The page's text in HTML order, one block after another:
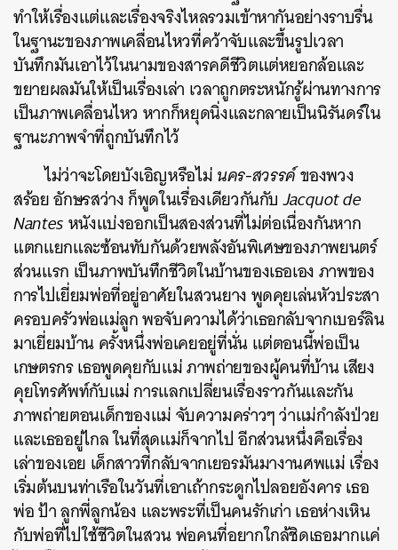
ทำให้เรื่องแต่และเรื่องจริงไหลรวมเข้าหากันอย่างราบรื่น
ในฐานะของภาพเคลื่อนไหวที่คว้าจับและขึ้นรูปเวลา
บันทึกมันเอาไว้ในนามของสารคดีชีวิตแต่หยอกล้อและ
ขยายผลมันให้เป็นเรื่องเล่า เวลาถูกตระหนักรู้ผ่านทางการ
เป็นภาพเคลื่อนไหว หากก็หยุดนิ่งและกลายเป็นนิรันดร์ใน
ฐานะภาพจำที่ถูกบันทึกไว้
ไม่ว่าจะโดยบังเอิญหรือไม่นคร-สวรรค์ของพวง
สร้อย อักษรสว่าง ก็พูดในเรื่องเดียวกันกับJacquot de
Nantesหนังแบ่งออกเป็นสองส่วนที่ไม่ต่อเนื่องกันหาก
แตกแยกและซ้อนทับกันด้วยพลังอันพิเศษของภาพยนตร์
ส่วนแรก เป็นภาพบันทึกชีวิตในบ้านของเธอเอง ภาพของ
การไปเยี่ยมพ่อที่อยู่อาศัยในสวนยาง พูดคุยเล่นหัวประสา
ครอบครัวพ่อแม่ลูก พอจับความได้ว่าเธอกลับจากเบอร์ลิน
มาเยี่ยมบ้าน ครั้งหนึ่งพ่อเคยอยู่ที่นั่น แต่ตอนนี้พ่อเป็น
เกษตรกร เธอพูดคุยกับแม่ ภาพถ่ายของผู้คนที่บ้าน เสียง
คุยโทรศัพท์กับแม่ การแลกเปลี่ยนเรื่องราวกันและกัน
ภาพถ่ายตอนเด็กของแม่ จับความคร่าวๆ ว่าแม่กำลังป่วย
และเธออยู่ไกล ในที่สุดแม่ก็จากไป อีกส่วนหนึ่งคือเรื่อง
เล่าของเอย เด็กสาวที่กลับจากเยอรมันมางานศพแม่ เรื่อง
เริ่มต้นบนท่าเรือในวันที่เอาเถ้ากระดูกไปลอยอังคาร เธอ
พ่อ ป้า ลูกพี่ลูกน้อง และพระที่เป็นคนรักเก่า เธอห่างเหิน
กับพ่อที่ไปใช้ชีวิตในสวน พ่อคนที่อยากใกล้ชิดเธอมากแค่